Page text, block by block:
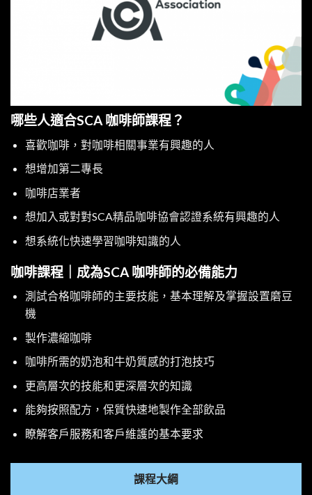
哪些人適合SCA 咖啡師課程？
喜歡咖啡，對咖啡相關事業有興趣的人
想增加第二專長
咖啡店業者
想加入或對對SCA精品咖啡協會認證系統有興趣的人
想系統化快速學習咖啡知識的人
咖啡課程｜成為SCA 咖啡師的必備能力
測試合格咖啡師的主要技能，基本理解及掌握設置磨豆
機
製作濃縮咖啡
咖啡所需的奶泡和牛奶質感的打泡技巧
更高層次的技能和更深層次的知識
能夠按照配方，保質快速地製作全部飲品
瞭解客戶服務和客戶維護的基本要求
課程大綱